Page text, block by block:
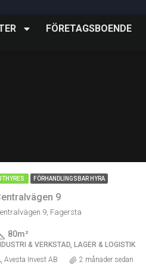
FÖRETAGSBOENDE
FÖRHANDLINGSBAR HYRA
9
9, Fagersta
80m²
& VERKSTAD, LAGER & LOGISTIK
Avesta Invest AB 2 månader sedan